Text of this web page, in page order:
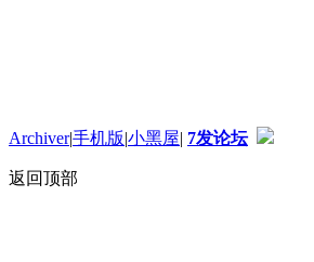
Archiver|手机版|小黑屋| 7发论坛
返回顶部